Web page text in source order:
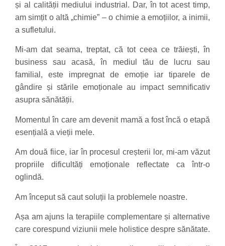
și al calității mediului industrial. Dar, în tot acest timp,
am simțit o altă „chimie” – o chimie a emoțiilor, a inimii,
a sufletului.
Mi-am dat seama, treptat, că tot ceea ce trăiești, în
business sau acasă, în mediul tău de lucru sau
familial, este impregnat de emoție iar tiparele de
gândire și stările emoționale au impact semnificativ
asupra sănătății.
Momentul în care am devenit mamă a fost încă o etapă
esențială a vieții mele.
Am două fiice, iar în procesul creșterii lor, mi-am văzut
propriile dificultăți emoționale reflectate ca într-o
oglindă.
Am început să caut soluții la problemele noastre.
Așa am ajuns la terapiile complementare și alternative
care corespund viziunii mele holistice despre sănătate.